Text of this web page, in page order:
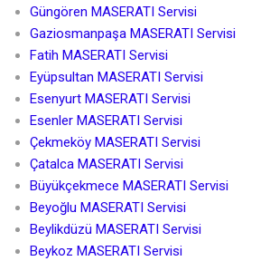
Güngören MASERATI Servisi
Gaziosmanpaşa MASERATI Servisi
Fatih MASERATI Servisi
Eyüpsultan MASERATI Servisi
Esenyurt MASERATI Servisi
Esenler MASERATI Servisi
Çekmeköy MASERATI Servisi
Çatalca MASERATI Servisi
Büyükçekmece MASERATI Servisi
Beyoğlu MASERATI Servisi
Beylikdüzü MASERATI Servisi
Beykoz MASERATI Servisi